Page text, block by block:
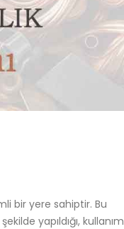
bir yere sahiptir. Bu
yapıldığı, kullanım